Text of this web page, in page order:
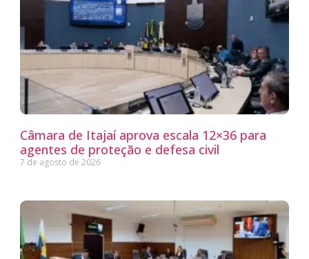
Câmara de Itajaí aprova escala 12×36 para
agentes de proteção e defesa civil
7 de agosto de 2026